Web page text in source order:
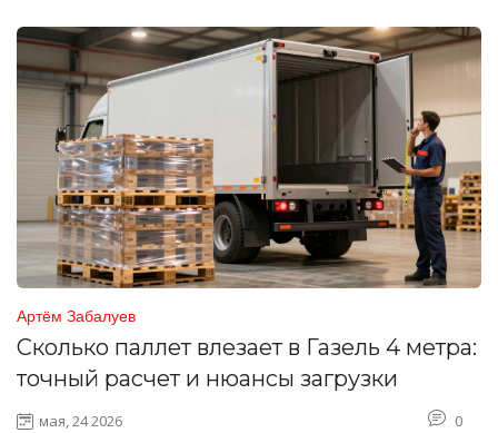
Артём Забалуев
Сколько паллет влезает в Газель 4 метра:
точный расчет и нюансы загрузки
мая, 24 2026 0